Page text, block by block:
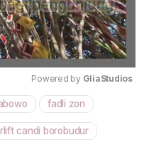
Mute
Powered by GliaStudios
fadli zon
candi borobudur